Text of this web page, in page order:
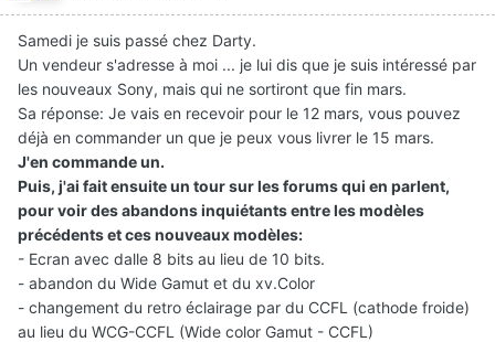
Samedi je suis passé chez Darty.
Un vendeur s'adresse à moi ... je lui dis que je suis intéressé par
les nouveaux Sony, mais qui ne sortiront que fin mars.
Sa réponse: Je vais en recevoir pour le 12 mars, vous pouvez
déjà en commander un que je peux vous livrer le 15 mars.
J'en commande un.
Puis, j'ai fait ensuite un tour sur les forums qui en parlent,
pour voir des abandons inquiétants entre les modèles
précédents et ces nouveaux modèles:
- Ecran avec dalle 8 bits au lieu de 10 bits.
- abandon du Wide Gamut et du xv.Color
- changement du retro éclairage par du CCFL (cathode froide)
au lieu du WCG-CCFL (Wide color Gamut - CCFL)